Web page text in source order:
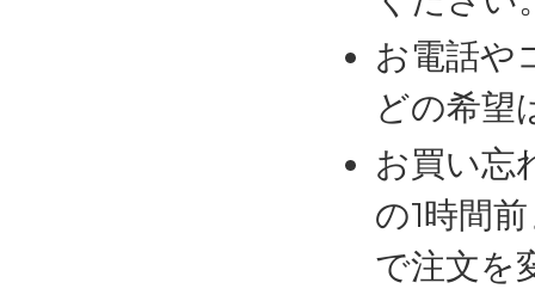
お電話や
どの希望
お買い忘
の1時間
で注文を